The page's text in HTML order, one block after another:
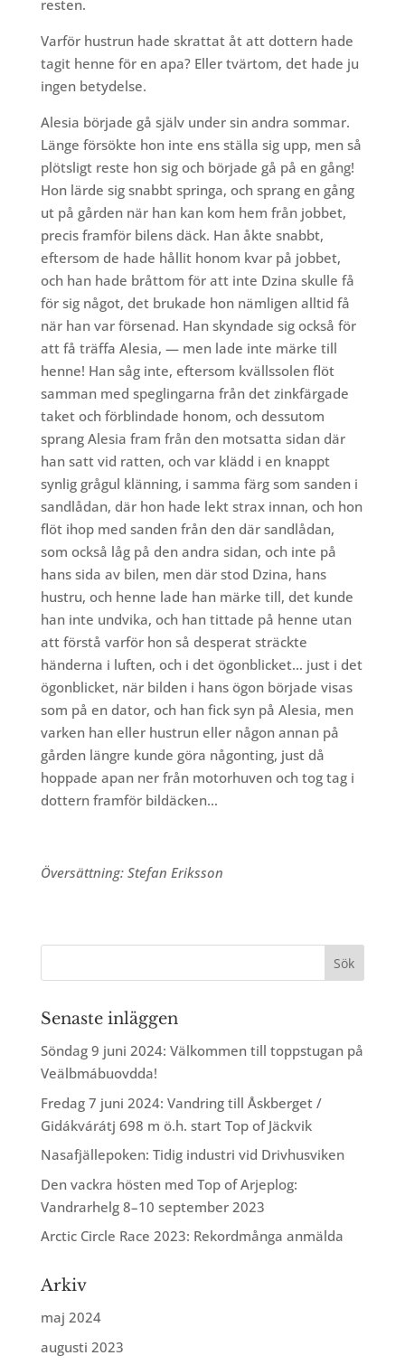
resten.
Varför hustrun hade skrattat åt att dottern hade
tagit henne för en apa? Eller tvärtom, det hade ju
ingen betydelse.
Alesia började gå själv under sin andra sommar.
Länge försökte hon inte ens ställa sig upp, men så
plötsligt reste hon sig och började gå på en gång!
Hon lärde sig snabbt springa, och sprang en gång
ut på gården när han kan kom hem från jobbet,
precis framför bilens däck. Han åkte snabbt,
eftersom de hade hållit honom kvar på jobbet,
och han hade bråttom för att inte Dzina skulle få
för sig något, det brukade hon nämligen alltid få
när han var försenad. Han skyndade sig också för
att få träffa Alesia, — men lade inte märke till
henne! Han såg inte, eftersom kvällssolen flöt
samman med speglingarna från det zinkfärgade
taket och förblindade honom, och dessutom
sprang Alesia fram från den motsatta sidan där
han satt vid ratten, och var klädd i en knappt
synlig grågul klänning, i samma färg som sanden i
sandlådan, där hon hade lekt strax innan, och hon
flöt ihop med sanden från den där sandlådan,
som också låg på den andra sidan, och inte på
hans sida av bilen, men där stod Dzina, hans
hustru, och henne lade han märke till, det kunde
han inte undvika, och han tittade på henne utan
att förstå varför hon så desperat sträckte
händerna i luften, och i det ögonblicket… just i det
ögonblicket, när bilden i hans ögon började visas
som på en dator, och han fick syn på Alesia, men
varken han eller hustrun eller någon annan på
gården längre kunde göra någonting, just då
hoppade apan ner från motorhuven och tog tag i
dottern framför bildäcken…
Översättning: Stefan Eriksson
Senaste inläggen
Söndag 9 juni 2024: Välkommen till toppstugan på
Veälbmábuovdda!
Fredag 7 juni 2024: Vandring till Åskberget /
Gidákvárátj 698 m ö.h. start Top of Jäckvik
Nasafjällepoken: Tidig industri vid Drivhusviken
Den vackra hösten med Top of Arjeplog:
Vandrarhelg 8–10 september 2023
Arctic Circle Race 2023: Rekordmånga anmälda
Arkiv
maj 2024
augusti 2023